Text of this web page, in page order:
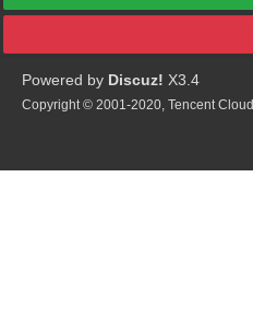
Powered by Discuz! X3.4
Copyright © 2001-2020, Tencent Cloud.